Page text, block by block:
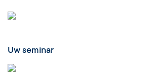
Uw seminar